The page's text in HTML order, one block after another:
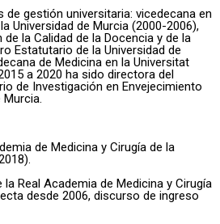
gestión universitaria: vicedecana en
Universidad de Murcia (2000-2006),
la Calidad de la Docencia y de la
Estatutario de la Universidad de
de Medicina en la Universitat
a 2020 ha sido directora del
de Investigación en Envejecimiento
Murcia.
de Medicina y Cirugía de la
Real Academia de Medicina y Cirugía
desde 2006, discurso de ingreso